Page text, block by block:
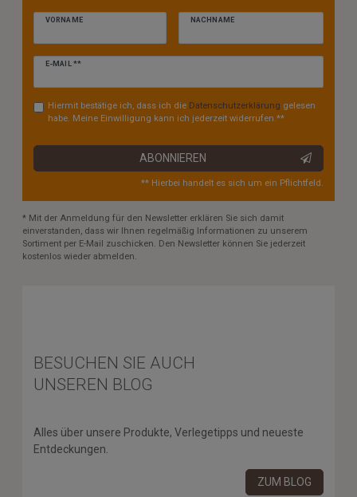
VORNAME NACHNAME
E-MAIL **
Newsletter
Hiermit bestätige ich, dass ich die Daten­schutz­erklärung gelesen
habe. Meine Einwilligung kann ich jederzeit widerrufen.**
ABONNIEREN
** Hierbei handelt es sich um ein Pflichtfeld.
* Mit der Anmeldung für den Newsletter erklären Sie sich damit
einverstanden, dass wir Ihnen regelmäßig Informationen zu unserem
Sortiment per E-Mail zuschicken. Den Newsletter können Sie jederzeit
kostenlos wieder abmelden.
BESUCHEN SIE AUCH
UNSEREN BLOG
Alles über unsere Produkte, Verlegetipps und neueste
Entdeckungen.
ZUM BLOG